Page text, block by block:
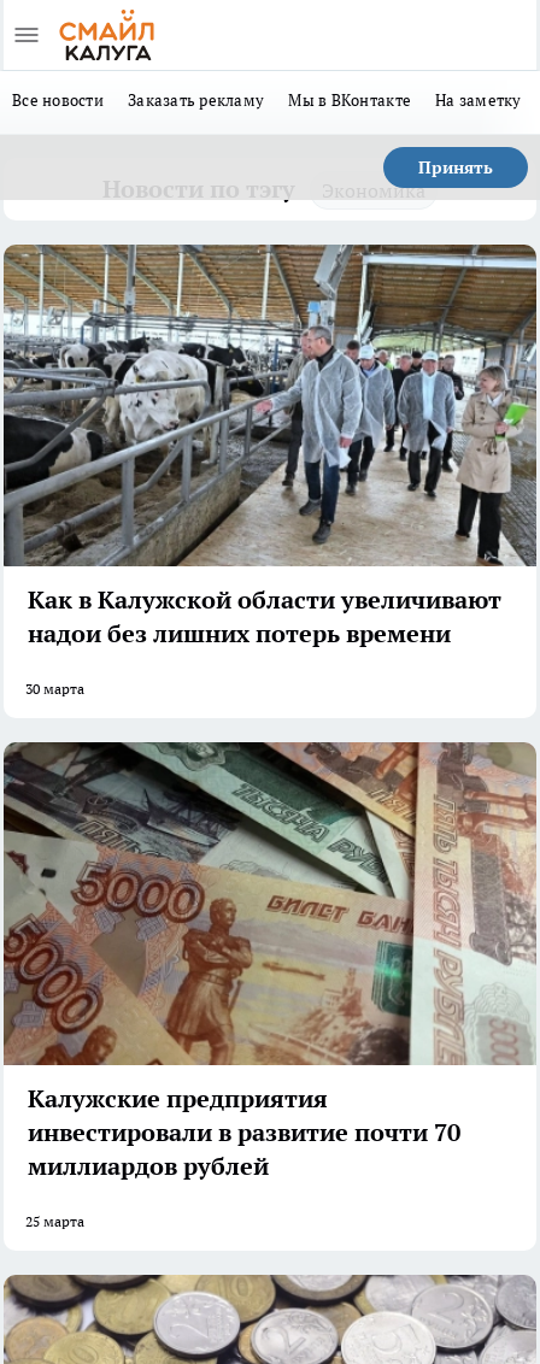
Все новости Заказать рекламу Мы в ВКонтакте На заметку
Принять
Экономика
Как в Калужской области увеличивают
надои без лишних потерь времени
30 марта
Калужские предприятия
инвестировали в развитие почти 70
миллиардов рублей
25 марта